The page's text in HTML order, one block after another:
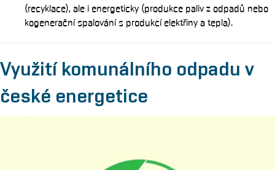
(recyklace), ale i energeticky (produkce paliv z odpadů nebo
kogenerační spalování s produkcí elektřiny a tepla).
Využití komunálního odpadu v
české energetice